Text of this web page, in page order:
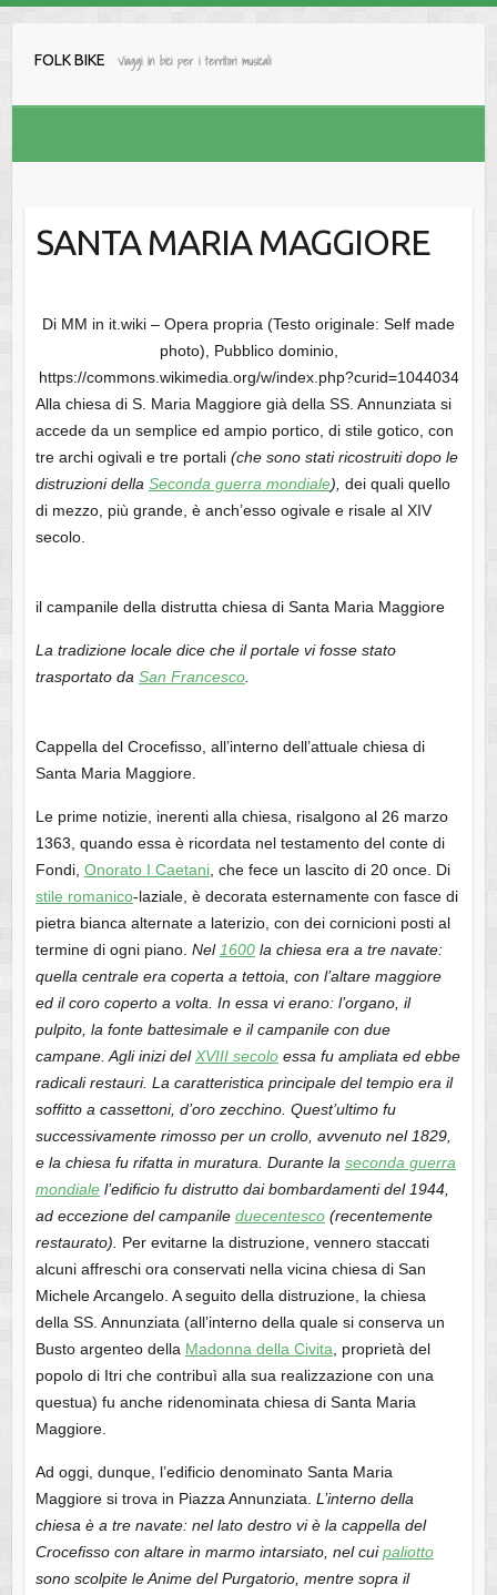
FOLK BIKE Viaggi in bici per i territori musicali
SANTA MARIA MAGGIORE
Di MM in it.wiki – Opera propria (Testo originale: Self made
photo), Pubblico dominio,
https://commons.wikimedia.org/w/index.php?curid=1044034
Alla chiesa di S. Maria Maggiore già della SS. Annunziata si
accede da un semplice ed ampio portico, di stile gotico, con
tre archi ogivali e tre portali(che sono stati ricostruiti dopo le
distruzioni della Seconda guerra mondiale), dei quali quello
di mezzo, più grande, è anch’esso ogivale e risale al XIV
secolo.
il campanile della distrutta chiesa di Santa Maria Maggiore
La tradizione locale dice che il portale vi fosse stato
trasportato da San Francesco.
Cappella del Crocefisso, all’interno dell’attuale chiesa di
Santa Maria Maggiore.
Le prime notizie, inerenti alla chiesa, risalgono al 26 marzo
1363, quando essa è ricordata nel testamento del conte di
Fondi, Onorato I Caetani, che fece un lascito di 20 once. Di
stile romanico-laziale, è decorata esternamente con fasce di
pietra bianca alternate a laterizio, con dei cornicioni posti al
termine di ogni piano. Nel 1600la chiesa era a tre navate:
quella centrale era coperta a tettoia, con l’altare maggiore
ed il coro coperto a volta. In essa vi erano: l’organo, il
pulpito, la fonte battesimale e il campanile con due
campane. Agli inizi del XVIII secoloessa fu ampliata ed ebbe
radicali restauri. La caratteristica principale del tempio era il
soffitto a cassettoni, d’oro zecchino. Quest’ultimo fu
successivamente rimosso per un crollo, avvenuto nel 1829,
e la chiesa fu rifatta in muratura. Durante la seconda guerra
mondialel’edificio fu distrutto dai bombardamenti del 1944,
ad eccezione del campanile duecentesco(recentemente
restaurato).
Per evitarne la distruzione, vennero staccati
alcuni affreschi ora conservati nella vicina chiesa di San
Michele Arcangelo. A seguito della distruzione, la chiesa
della SS. Annunziata (all’interno della quale si conserva un
Busto argenteo della Madonna della Civita , proprietà del
popolo di Itri che contribuì alla sua realizzazione con una
questua) fu anche ridenominata chiesa di Santa Maria
Maggiore.
Ad oggi, dunque, l’edificio denominato Santa Maria
Maggiore si trova in Piazza Annunziata. L’interno della
chiesa è a tre navate: nel lato destro vi è la cappella del
Crocefisso con altare in marmo intarsiato, nel cuipaliotto
sono scolpite le Anime del Purgatorio, mentre sopra il